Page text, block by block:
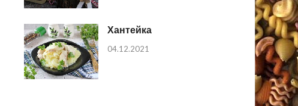
Хантейка
04.12.2021